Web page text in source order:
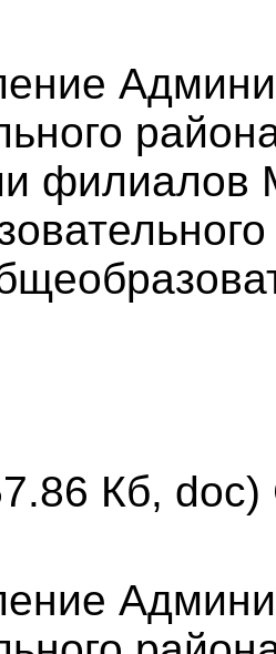
филиалов
Кб, doc)